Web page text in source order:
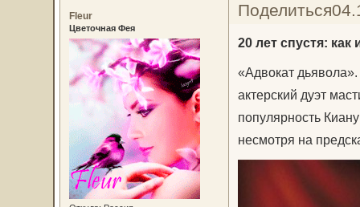
Поделиться
Fleur
Цветочная Фея
20 лет спустя:
«Адвокат
актерский дуэт
популярность
несмотря на